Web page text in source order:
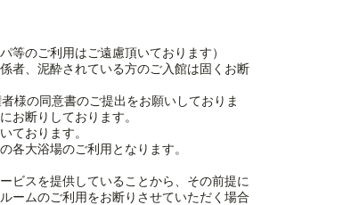
のご利用はご遠慮頂いております）
者、泥酔されている方のご入館は固くお断
様の同意書のご提出をお願いしておりま
お断りしております。
ております。
各大浴場のご利用となります。
ビスを提供していることから、その前提に
ームのご利用をお断りさせていただく場合